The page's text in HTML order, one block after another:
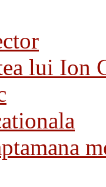
lui Ion